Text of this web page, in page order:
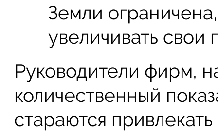
Земли
увеличивать свои
Руководители фирм,
количественный
стараются